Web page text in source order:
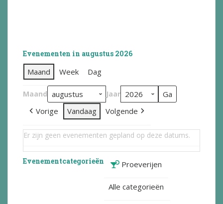
Evenementen in augustus 2026
Maand Week Dag
Maand Jaar
Vorige Vandaag Volgende
Er zijn geen evenementen gepland op deze datums.
Evenementcategorieën Proeverijen
Alle categorieën